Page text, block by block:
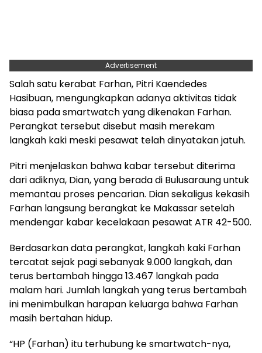
Advertisement
Salah satu kerabat Farhan, Pitri Kaendedes
Hasibuan, mengungkapkan adanya aktivitas tidak
biasa pada smartwatch yang dikenakan Farhan.
Perangkat tersebut disebut masih merekam
langkah kaki meski pesawat telah dinyatakan jatuh.
Pitri menjelaskan bahwa kabar tersebut diterima
dari adiknya, Dian, yang berada di Bulusaraung untuk
memantau proses pencarian. Dian sekaligus kekasih
Farhan langsung berangkat ke Makassar setelah
mendengar kabar kecelakaan pesawat ATR 42-500.
Berdasarkan data perangkat, langkah kaki Farhan
tercatat sejak pagi sebanyak 9.000 langkah, dan
terus bertambah hingga 13.467 langkah pada
malam hari. Jumlah langkah yang terus bertambah
ini menimbulkan harapan keluarga bahwa Farhan
masih bertahan hidup.
“HP (Farhan) itu terhubung ke smartwatch-nya,